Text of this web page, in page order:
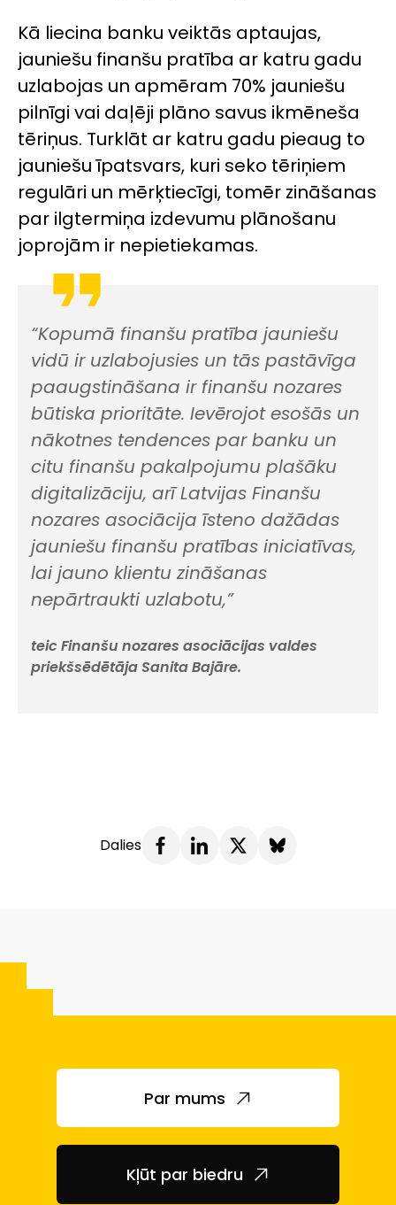
Kā liecina banku veiktās aptaujas,
jauniešu finanšu pratība ar katru gadu
uzlabojas un apmēram 70% jauniešu
pilnīgi vai daļēji plāno savus ikmēneša
tēriņus. Turklāt ar katru gadu pieaug to
jauniešu īpatsvars, kuri seko tēriņiem
regulāri un mērķtiecīgi, tomēr zināšanas
par ilgtermiņa izdevumu plānošanu
joprojām ir nepietiekamas.
“Kopumā finanšu pratība jauniešu
vidū ir uzlabojusies un tās pastāvīga
paaugstināšana ir finanšu nozares
būtiska prioritāte. Ievērojot esošās un
nākotnes tendences par banku un
citu finanšu pakalpojumu plašāku
digitalizāciju, arī Latvijas Finanšu
nozares asociācija īsteno dažādas
jauniešu finanšu pratības iniciatīvas,
lai jauno klientu zināšanas
nepārtraukti uzlabotu,”
teic Finanšu nozares asociācijas valdes
priekšsēdētāja Sanita Bajāre.
Dalies
Par mums
Kļūt par biedru